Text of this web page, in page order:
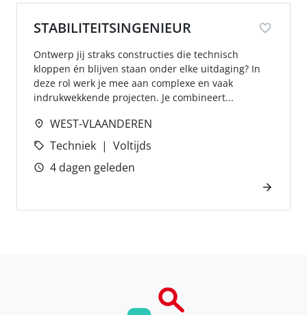
STABILITEITSINGENIEUR
Ontwerp jij straks constructies die technisch
kloppen én blijven staan onder elke uitdaging? In
deze rol werk je mee aan complexe en vaak
indrukwekkende projecten. Je combineert...
WEST-VLAANDEREN
Techniek
Voltijds
4 dagen geleden